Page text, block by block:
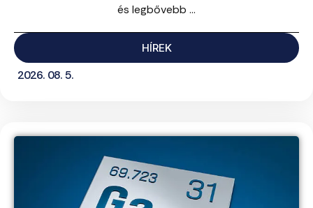
és legbővebb ...
HÍREK
2026. 08. 5.